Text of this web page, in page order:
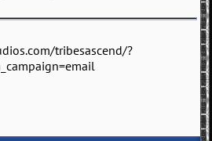
tribesascend/?